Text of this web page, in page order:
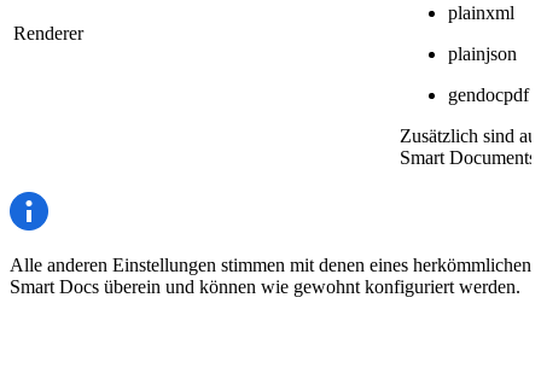
Renderer
plainxml
plainjson
gendocpdf
Zusätzlich sind
Smart
Alle anderen Einstellungen stimmen mit denen eines herkömmlichen
Smart Docs überein und können wie gewohnt konfiguriert werden.